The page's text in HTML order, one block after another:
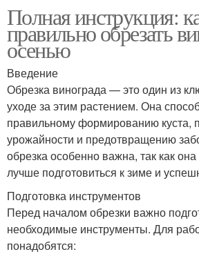
Полная инструкция:
правильно обрезать
осенью
Введение
Обрезка винограда — это один из
уходе за этим растением. Она
правильному формированию
урожайности и предотвращению
обрезка особенно важна, так как
лучше подготовиться к зиме и
Подготовка инструментов
Перед началом обрезки важно
необходимые инструменты. Для
понадобятся: